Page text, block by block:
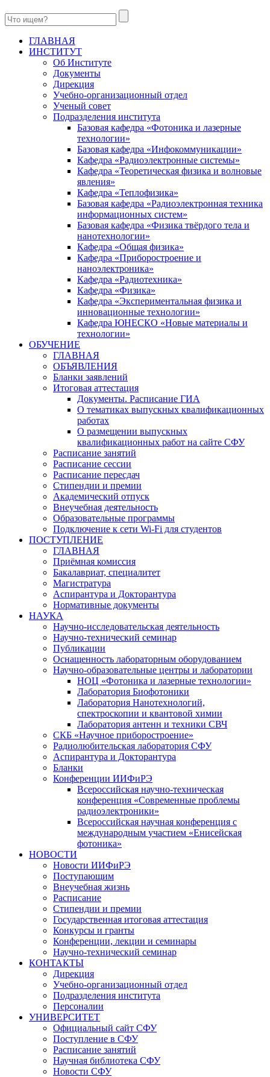
ГЛАВНАЯ
ИНСТИТУТ
Об Институте
Документы
Дирекция
Учебно-организационный отдел
Ученый совет
Подразделения института
Базовая кафедра «Фотоника и лазерные
технологии»
Базовая кафедра «Инфокоммуникации»
Кафедра «Радиоэлектронные системы»
Кафедра «Теоретическая физика и волновые
явления»
Кафедра «Теплофизика»
Базовая кафедра «Радиоэлектронная техника
информационных систем»
Базовая кафедра «Физика твёрдого тела и
нанотехнологии»
Кафедра «Общая физика»
Кафедра «Приборостроение и
наноэлектроника»
Кафедра «Радиотехника»
Кафедра «Физика»
Кафедра «Экспериментальная физика и
инновационные технологии»
Кафедра ЮНЕСКО «Новые материалы и
технологии»
ОБУЧЕНИЕ
ГЛАВНАЯ
ОБЪЯВЛЕНИЯ
Бланки заявлений
Итоговая аттестация
Документы. Расписание ГИА
О тематиках выпускных квалификационных
работах
О размещении выпускных
квалификационных работ на сайте СФУ
Расписание занятий
Расписание сессии
Расписание пересдач
Стипендии и премии
Академический отпуск
Внеучебная деятельность
Образовательные программы
Подключение к сети Wi-Fi для студентов
ПОСТУПЛЕНИЕ
ГЛАВНАЯ
Приёмная комиссия
Бакалавриат, специалитет
Магистратура
Аспирантура и Докторантура
Нормативные документы
НАУКА
Научно-исследовательская деятельность
Научно-технический семинар
Публикации
Оснащенность лабораторным оборудованием
Научно-образовательные центры и лаборатории
НОЦ «Фотоника и лазерные технологии»
Лаборатория Биофотоники
Лаборатория Нанотехнологий,
спектроскопии и квантовой химии
Лаборатория антенн и техники СВЧ
СКБ «Научное приборостроение»
Радиолюбительская лаборатория СФУ
Аспирантура и Докторантура
Бланки
Конференции ИИФиРЭ
Всероссийская научно-техническая
конференция «Современные проблемы
радиоэлектроники»
Всероссийская научная конференция с
международным участием «Енисейская
фотоника»
НОВОСТИ
Новости ИИФиРЭ
Поступающим
Внеучебная жизнь
Расписание
Стипендии и премии
Государственная итоговая аттестация
Конкурсы и гранты
Конференции, лекции и семинары
Научно-технический семинар
КОНТАКТЫ
Дирекция
Учебно-организационный отдел
Подразделения института
Персоналии
УНИВЕРСИТЕТ
Официальный сайт СФУ
Поступление в СФУ
Расписание занятий
Научная библиотека СФУ
Новости СФУ